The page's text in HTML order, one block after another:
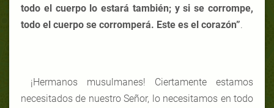
todo el cuerpo lo estará también; y si se corrompe,
todo el cuerpo se corromperá. Este es el corazón”.
¡Hermanos musulmanes! Ciertamente estamos
necesitados de nuestro Señor, lo necesitamos en todo